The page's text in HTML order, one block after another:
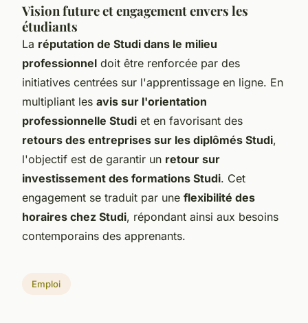
Vision future et engagement envers les
étudiants
La réputation de Studi dans le milieu
professionnel doit être renforcée par des
initiatives centrées sur l'apprentissage en ligne. En
multipliant les avis sur l'orientation
professionnelle Studi et en favorisant des
retours des entreprises sur les diplômés Studi,
l'objectif est de garantir un retour sur
investissement des formations Studi. Cet
engagement se traduit par une flexibilité des
horaires chez Studi, répondant ainsi aux besoins
contemporains des apprenants.
Emploi